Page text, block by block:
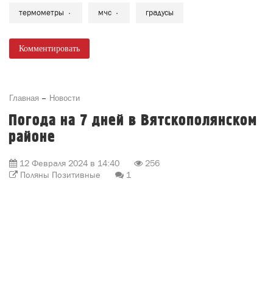
термометры мчс градусы
Комментировать
Главная Новости
Погода на 7 дней в Вятскополянском
районе
12 Февраля 2024 в 14:40
256
Поляны Позитивные
1